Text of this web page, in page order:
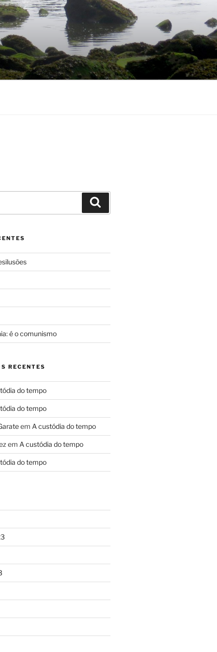
é o comunismo
RECENTES
do tempo
do tempo
em A custódia do tempo
em A custódia do tempo
do tempo